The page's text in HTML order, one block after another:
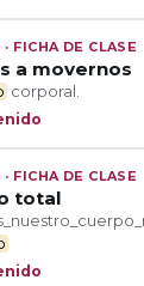
FICHA DE CLASE
a movernos
corporal.
FICHA DE CLASE
total